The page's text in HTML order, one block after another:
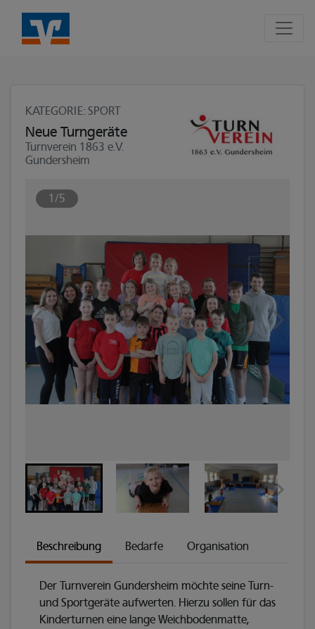
Seite
Klicken Sie, um die Navigation zu überspringen und zum
KATEGORIE: SPORT
Neue Turngeräte
Turnverein 1863 e.V.
Gundersheim
1/5
Beschreibung Bedarfe Organisation
Der Turnverein Gundersheim möchte seine Turn-
und Sportgeräte aufwerten. Hierzu sollen für das
Kinderturnen eine lange Weichbodenmatte,